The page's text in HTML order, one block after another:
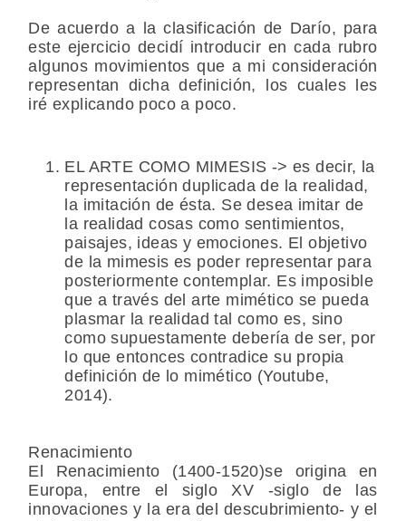
De acuerdo a la clasificación de Darío, para
este ejercicio decidí introducir en cada rubro
algunos movimientos que a mi consideración
representan dicha definición, los cuales les
iré explicando poco a poco.
EL ARTE COMO MIMESIS -> es decir, la
representación duplicada de la realidad,
la imitación de ésta. Se desea imitar de
la realidad cosas como sentimientos,
paisajes, ideas y emociones. El objetivo
de la mimesis es poder representar para
posteriormente contemplar. Es imposible
que a través del arte mimético se pueda
plasmar la realidad tal como es, sino
como supuestamente debería de ser, por
lo que entonces contradice su propia
definición de lo mimético (Youtube,
2014).
Renacimiento
El Renacimiento (1400-1520)se origina en
Europa, entre el siglo XV -siglo de las
innovaciones y la era del descubrimiento- y el